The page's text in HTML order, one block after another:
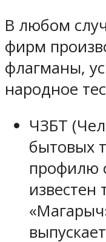
В любом
фирм
флагманы,
народное
ЧЗБТ
бытовых
профилю
известен